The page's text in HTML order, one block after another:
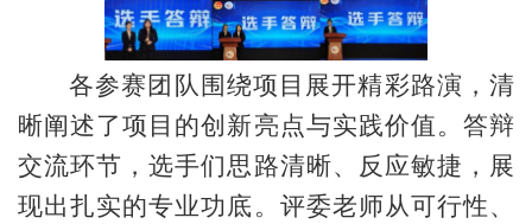
各参赛团队围绕项目展开精彩路演，清
晰阐述了项目的创新亮点与实践价值。答辩
交流环节，选手们思路清晰、反应敏捷，展
现出扎实的专业功底。评委老师从可行性、